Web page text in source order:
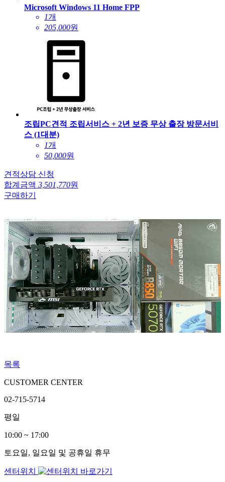
Microsoft Windows 11 Home FPP
1개
205,000원
조립PC견적 조립서비스 + 2년 보증 무상 출장 방문서비
스 (1대분)
1개
50,000원
견적상담 신청
합계금액 3,501,770원
구매하기
목록
CUSTOMER CENTER
02-715-5714
평일
10:00 ~ 17:00
토요일, 일요일 및 공휴일 휴무
센터위치